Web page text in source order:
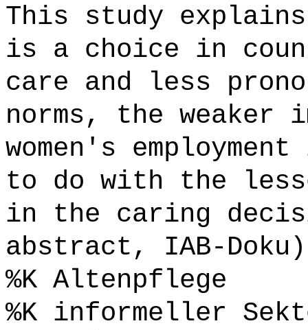
This study
is a choice in
care and less
norms, the weaker
women's
to do with the
in the caring
abstract, IAB-
%K Altenpflege
%K informeller